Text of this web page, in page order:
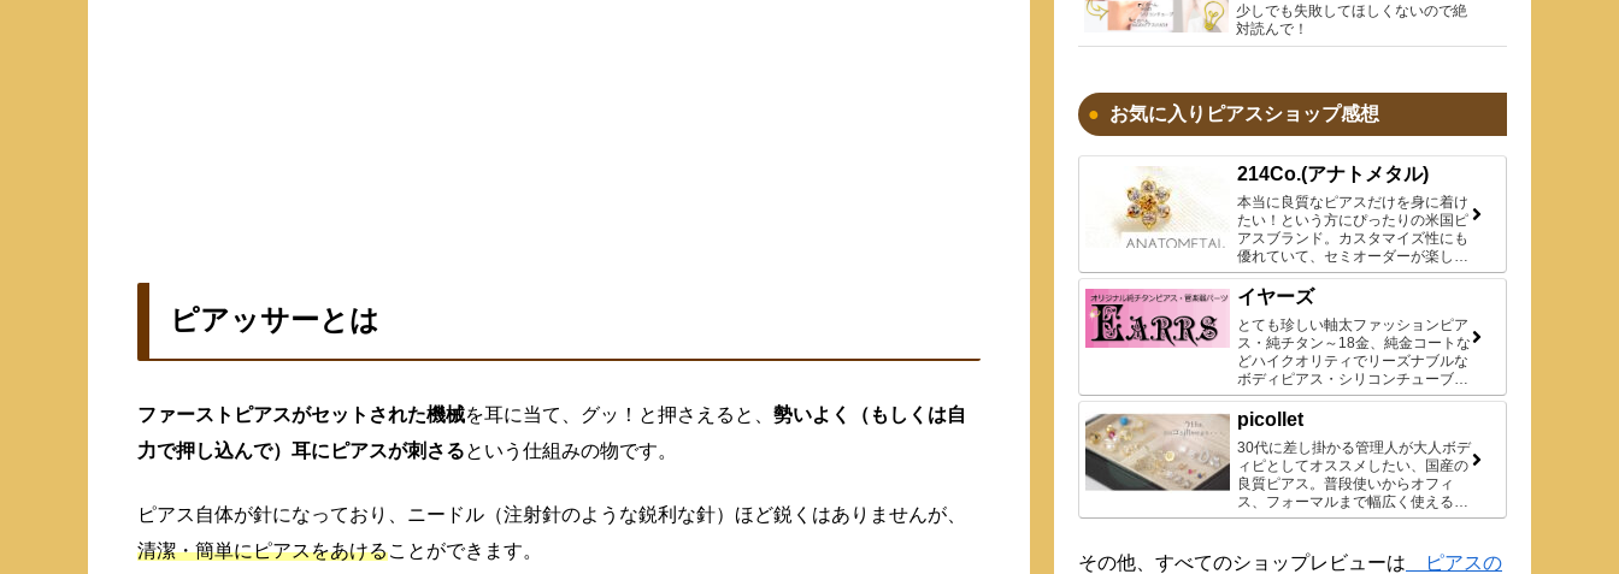
ピアッサーとは
ファーストピアスがセットされた機械を耳に当て、グッ！と押さえると、 勢いよく（もしくは自
力で押し込んで）耳にピアスが刺さるという仕組みの物です。
ピアス自体が針になっており、ニードル（注射針のような鋭利な針）ほど鋭くはありませんが、
清潔・簡単にピアスをあけることができます。
少しでも失敗してほしくないので絶
対読んで！
お気に入りピアスショップ感想
214Co.(アナトメタル)
本当に良質なピアスだけを身に着け
たい！という方にぴったりの米国ピ
アスブランド。カスタマイズ性にも
優れていて、セミオーダーが楽しめ
ます。
イヤーズ
とても珍しい軸太ファッションピア
ス・純チタン～18金、純金コートな
どハイクオリティでリーズナブルな
ボディピアス・シリコンチューブな
ど、品数は多くありませんが、貴重
な商品ばかりです♪
picollet
30代に差し掛かる管理人が大人ボデ
ィピとしてオススメしたい、国産の
良質ピアス。普段使いからオフィ
ス、フォーマルまで幅広く使えるデ
ザインがお気に入りです◎
その他、すべてのショップレビューは ピアスの